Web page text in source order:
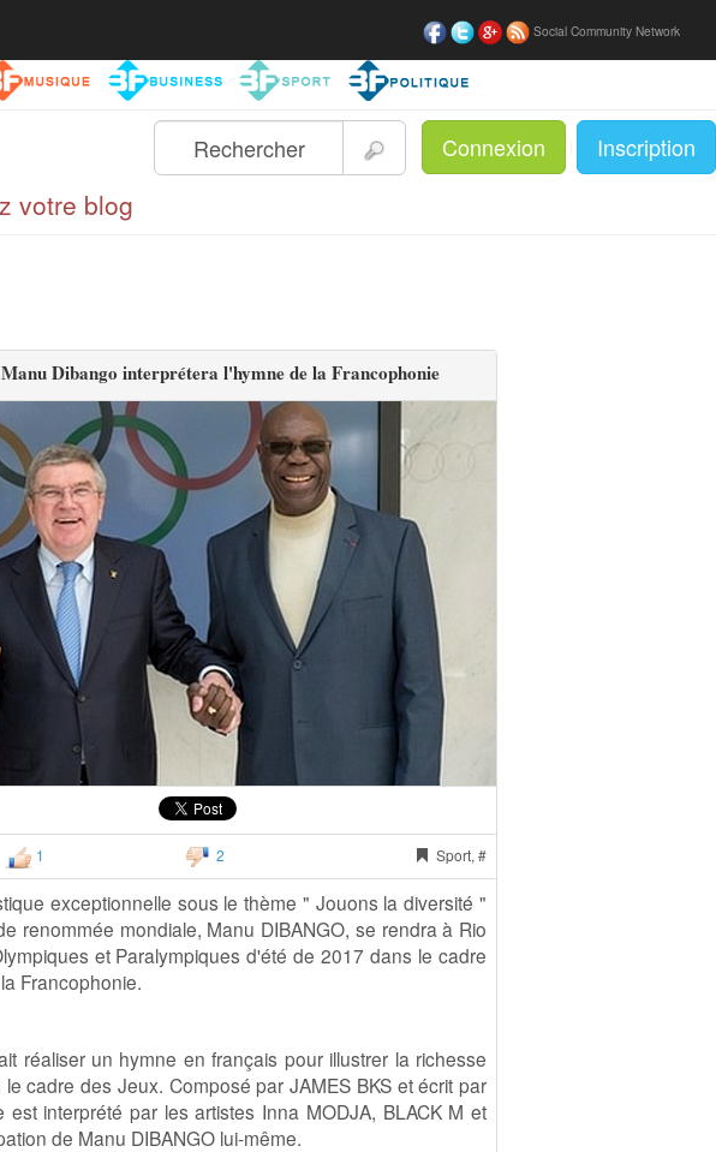
Connexion Inscription
Social Community Network
votre blog
Dibango interprétera l'hymne de la Francophonie
1 2 Sport, #
exceptionnelle sous le thème " Jouons la diversité "
renommée mondiale, Manu DIBANGO, se rendra à Rio
et Paralympiques d'été de 2017 dans le cadre
Francophonie.
réaliser un hymne en français pour illustrer la richesse
cadre des Jeux. Composé par JAMES BKS et écrit par
est interprété par les artistes Inna MODJA, BLACK M et
de Manu DIBANGO lui-même.